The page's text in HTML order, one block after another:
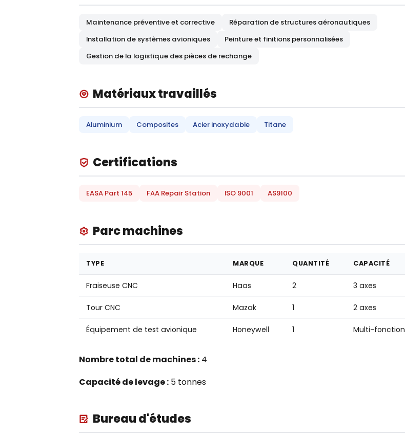
Maintenance préventive et corrective
Réparation de structures aéronautiques
Installation de systèmes avioniques
Peinture et finitions personnalisées
Gestion de la logistique des pièces de rechange
Matériaux travaillés
Aluminium Composites Acier inoxydable Titane
Certifications
EASA Part 145 FAA Repair Station ISO 9001 AS9100
Parc machines
TYPE MARQUE QUANTITÉ CAPACITÉ
Fraiseuse CNC Haas 2 3 axes
Tour CNC Mazak 1 2 axes
Équipement de test avionique Honeywell 1 Multi-fonction
Nombre total de machines : 4
Capacité de levage : 5 tonnes
Bureau d'études